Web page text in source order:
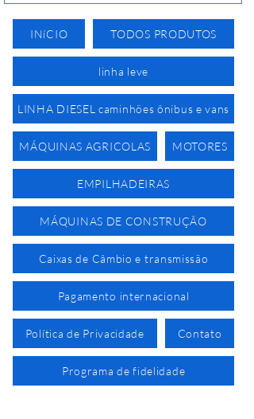
INíCIO TODOS PRODUTOS
linha leve
LINHA DIESEL caminhões ônibus e vans
MÁQUINAS AGRICOLAS MOTORES
EMPILHADEIRAS
MÁQUINAS DE CONSTRUÇÃO
Caixas de Câmbio e transmissão
Pagamento internacional
Política de Privacidade Contato
Programa de fidelidade